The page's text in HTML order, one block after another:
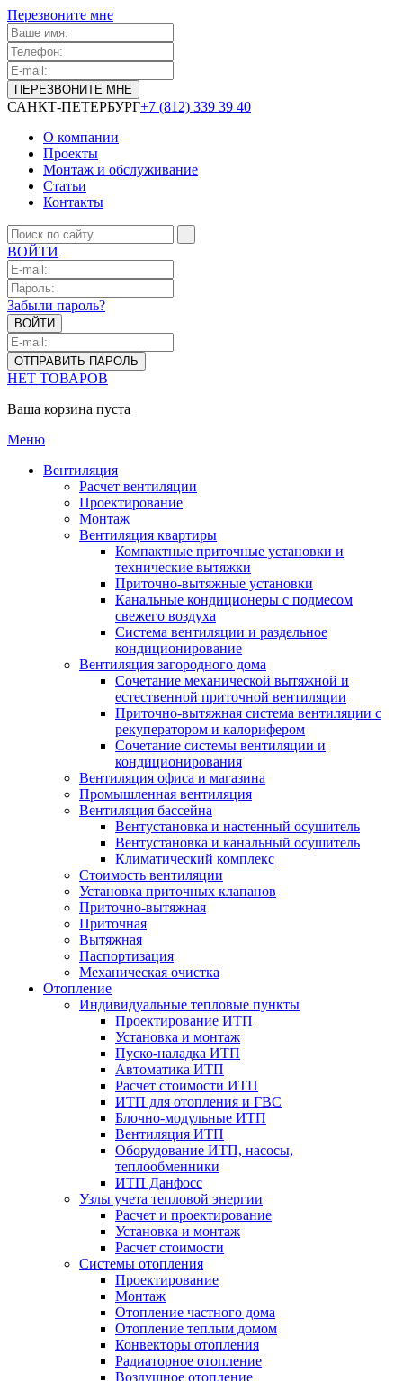
Перезвоните мне
САНКТ-ПЕТЕРБУРГ+7 (812) 339 39 40
О компании
Проекты
Монтаж и обслуживание
Статьи
Контакты
ВОЙТИ
Забыли пароль?
НЕТ ТОВАРОВ
Ваша корзина пуста
Меню
Вентиляция
Расчет вентиляции
Проектирование
Монтаж
Вентиляция квартиры
Компактные приточные установки и
технические вытяжки
Приточно-вытяжные установки
Канальные кондиционеры с подмесом
свежего воздуха
Cистема вентиляции и раздельное
кондиционирование
Вентиляция загородного дома
Сочетание механической вытяжной и
естественной приточной вентиляции
Приточно-вытяжная система вентиляции с
рекуператором и калорифером
Сочетание системы вентиляции и
кондиционирования
Вентиляция офиса и магазина
Промышленная вентиляция
Вентиляция бассейна
Вентустановка и настенный осушитель
Вентустановка и канальный осушитель
Климатический комплекс
Стоимость вентиляции
Установка приточных клапанов
Приточно-вытяжная
Приточная
Вытяжная
Паспортизация
Механическая очистка
Отопление
Индивидуальные тепловые пункты
Проектирование ИТП
Установка и монтаж
Пуско-наладка ИТП
Автоматика ИТП
Расчет стоимости ИТП
ИТП для отопления и ГВС
Блочно-модульные ИТП
Вентиляция ИТП
Оборудование ИТП, насосы,
теплообменники
ИТП Данфосс
Узлы учета тепловой энергии
Расчет и проектирование
Установка и монтаж
Расчет стоимости
Системы отопления
Проектирование
Монтаж
Отопление частного дома
Отопление теплым домом
Конвекторы отопления
Радиаторное отопление
Воздушное отопление